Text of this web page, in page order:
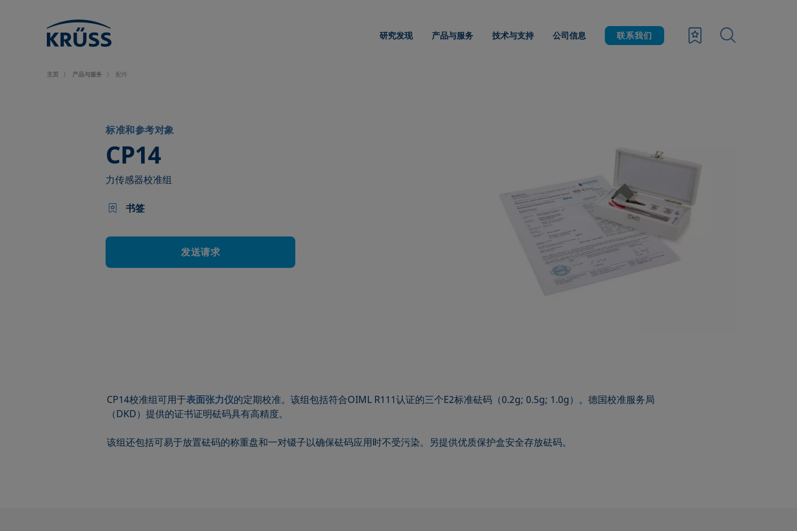
研究发现 产品与服务 技术与支持 公司信息 联系我们
主页 产品与服务 配件
标准和参考对象
CP14
–
力传感器校准组
书签
发送请求
CP14校准组可用于表面张力仪的定期校准。该组包括符合OIML R111认证的三个E2标准砝码（0.2g; 0.5g; 1.0g）。德国校准服务局
（DKD）提供的证书证明砝码具有高精度。
该组还包括可易于放置砝码的称重盘和一对镊子以确保砝码应用时不受污染。另提供优质保护盒安全存放砝码。